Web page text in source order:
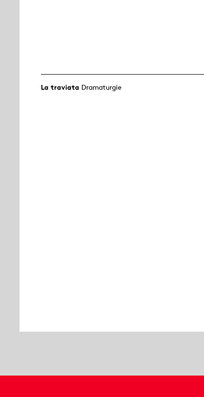
La traviata Dramaturgie